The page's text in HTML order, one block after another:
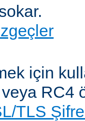
için
RC4
TLS